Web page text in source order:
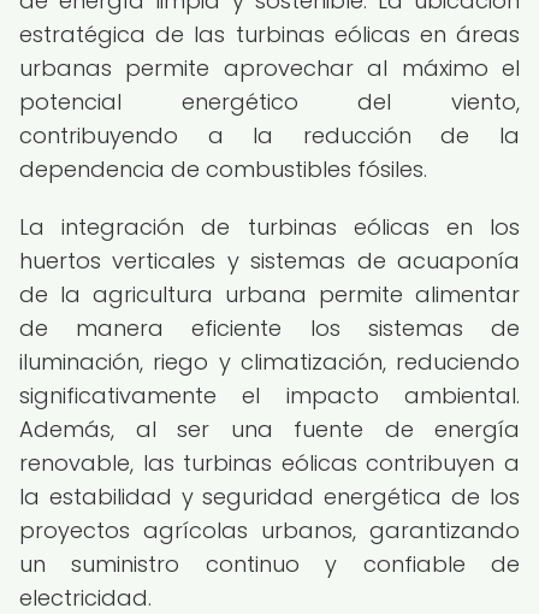
estratégica de las turbinas eólicas en áreas
urbanas permite aprovechar al máximo el
potencial energético del viento,
contribuyendo a la reducción de la
dependencia de combustibles fósiles.
La integración de turbinas eólicas en los
huertos verticales y sistemas de acuaponía
de la agricultura urbana permite alimentar
de manera eficiente los sistemas de
iluminación, riego y climatización, reduciendo
significativamente el impacto ambiental.
Además, al ser una fuente de energía
renovable, las turbinas eólicas contribuyen a
la estabilidad y seguridad energética de los
proyectos agrícolas urbanos, garantizando
un suministro continuo y confiable de
electricidad.